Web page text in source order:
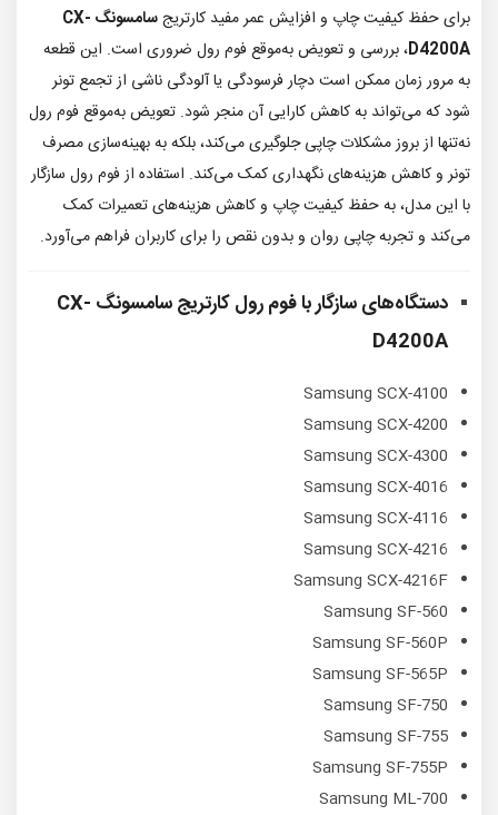
برای حفظ کیفیت چاپ و افزایش عمر مفید کارتریج
سامسونگ CX-
D4200A، بررسی و تعویض به‌موقع فوم رول ضروری است. این قطعه
به مرور زمان ممکن است دچار فرسودگی یا آلودگی ناشی از تجمع تونر
شود که می‌تواند به کاهش کارایی آن منجر شود. تعویض به‌موقع فوم رول
نه‌تنها از بروز مشکلات چاپی جلوگیری می‌کند، بلکه به بهینه‌سازی مصرف
تونر و کاهش هزینه‌های نگهداری کمک می‌کند. استفاده از فوم رول سازگار
با این مدل، به حفظ کیفیت چاپ و کاهش هزینه‌های تعمیرات کمک
می‌کند و تجربه چاپی روان و بدون نقص را برای کاربران فراهم می‌آورد.
دستگاه‌های سازگار با
فوم رول کارتریج سامسونگ CX-
D4200A
Samsung SCX-4100
Samsung SCX-4200
Samsung SCX-4300
Samsung SCX-4016
Samsung SCX-4116
Samsung SCX-4216
Samsung SCX-4216F
Samsung SF-560
Samsung SF-560P
Samsung SF-565P
Samsung SF-750
Samsung SF-755
Samsung SF-755P
Samsung ML-700